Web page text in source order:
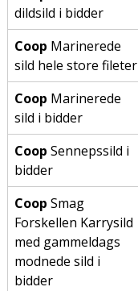
dildsild i bidder
Coop Marinerede
sild hele store fileter
Coop Marinerede
sild i bidder
Coop Sennepssild i
bidder
Coop Smag
Forskellen Karrysild
med gammeldags
modnede sild i
bidder